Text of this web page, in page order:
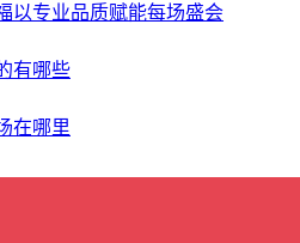
以专业品质赋能每场盛会
有哪些
在哪里